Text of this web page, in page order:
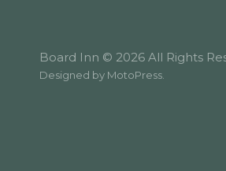
Board Inn © 2026 All Rights
Designed by MotoPress